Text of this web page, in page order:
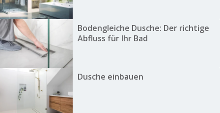
Bodengleiche Dusche: Der richtige
Abfluss für Ihr Bad
Dusche einbauen